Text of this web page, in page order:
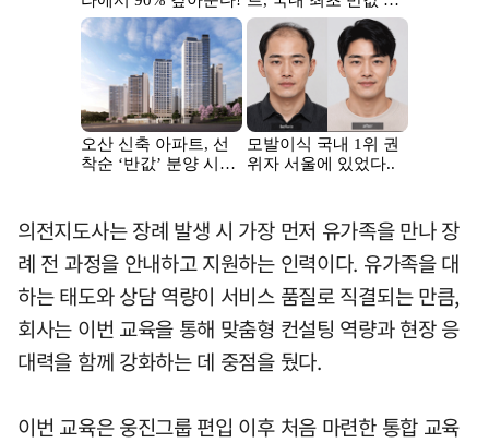
의전지도사는 장례 발생 시 가장 먼저 유가족을 만나 장
례 전 과정을 안내하고 지원하는 인력이다. 유가족을 대
하는 태도와 상담 역량이 서비스 품질로 직결되는 만큼,
회사는 이번 교육을 통해 맞춤형 컨설팅 역량과 현장 응
대력을 함께 강화하는 데 중점을 뒀다.
이번 교육은 웅진그룹 편입 이후 처음 마련한 통합 교육